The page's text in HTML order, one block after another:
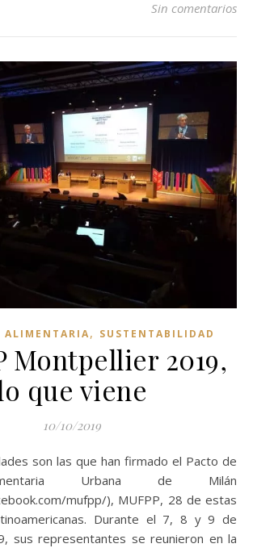
Sin comentarios
ALIMENTARIA, SUSTENTABILIDAD
Montpellier 2019,
que viene
10/10/2019
Urbana de Milán
mufpp/), MUFPP, 28 de estas
Durante el 7, 8 y 9 de
sus representantes se reunieron en la